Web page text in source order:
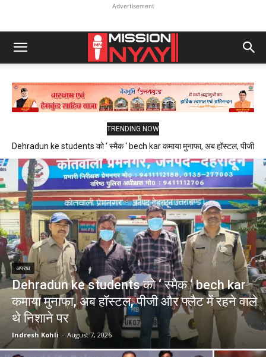
Advertisement
TRENDING NOW
Dehradun ke students को ‘ स्मैक ‘ bech kar कमाया मुनाफा, अब हॉस्टल, पीजी
अपराध
Dehradun ke students को ‘ स्मैक ‘ bech kar
कमाया मुनाफा, अब हॉस्टल, पीजी और फ्लैट में रहने वाले
थे निशाने पर
Indresh Kohli - August 7, 2026